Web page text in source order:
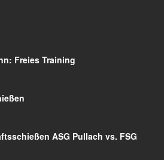
Freies Training
ASG Pullach vs. FSG